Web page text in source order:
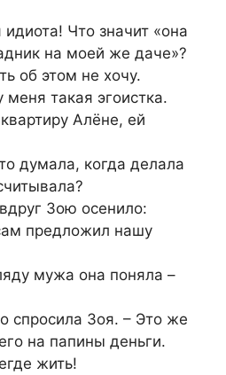
Что значит «она
на моей же даче»?
об этом не хочу.
такая эгоистка.
Алёне, ей
думала, когда делала
Зою осенило:
предложил нашу
мужа она поняла –
спросила Зоя. – Это же
на папины деньги.
жить!